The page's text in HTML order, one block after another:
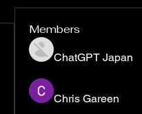
Members
ChatGPT Japan
Chris Gareen